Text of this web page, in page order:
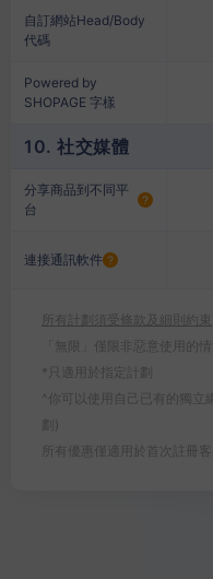
自訂網站Head/Body
代碼
Powered by
SHOPAGE 字樣
10. 社交媒體
分享商品到不同平
台
連接通訊軟件
所有計劃須受條款及細則約束
「無限」僅限非惡意使用的情
*只適用於指定計劃
^你可以使用自己已有的獨立
劃)
所有優惠僅適用於首次註冊